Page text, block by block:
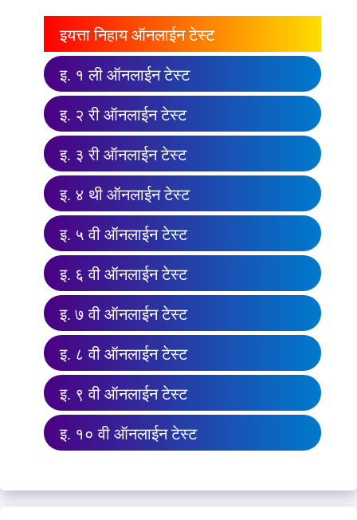
इयत्ता निहाय ऑनलाईन टेस्ट
इ. १ ली ऑनलाईन टेस्ट
इ. २ री ऑनलाईन टेस्ट
इ. ३ री ऑनलाईन टेस्ट
इ. ४ थी ऑनलाईन टेस्ट
इ. ५ वी ऑनलाईन टेस्ट
इ. ६ वी ऑनलाईन टेस्ट
इ. ७ वी ऑनलाईन टेस्ट
इ. ८ वी ऑनलाईन टेस्ट
इ. ९ वी ऑनलाईन टेस्ट
इ. १० वी ऑनलाईन टेस्ट